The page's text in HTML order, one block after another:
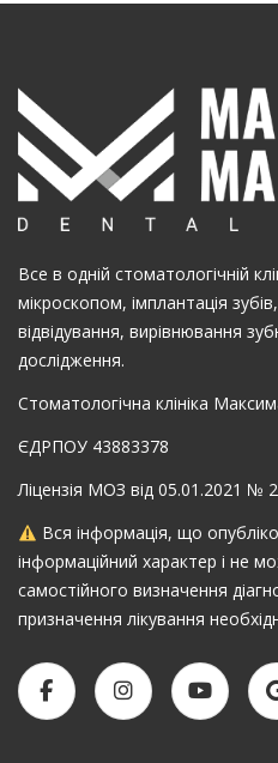
Все в одній стоматологічній
мікроскопом, імплантація
відвідування, вирівнювання
дослідження.
Стоматологічна клініка
ЄДРПОУ 43883378
Ліцензія МОЗ від 05.01.2021 №
Вся інформація, що
інформаційний характер і не
самостійного визначення
призначення лікування